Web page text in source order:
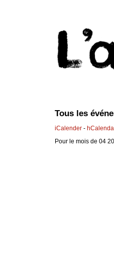
Tous les
iCalender -
Pour le mois de 04